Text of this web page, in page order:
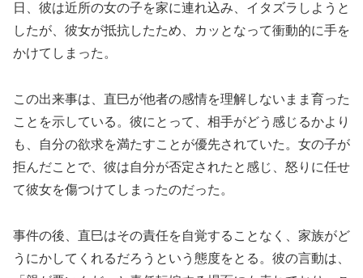
日、彼は近所の女の子を家に連れ込み、イタズラしようと
したが、彼女が抵抗したため、カッとなって衝動的に手を
かけてしまった。
この出来事は、直巳が他者の感情を理解しないまま育った
ことを示している。彼にとって、相手がどう感じるかより
も、自分の欲求を満たすことが優先されていた。女の子が
拒んだことで、彼は自分が否定されたと感じ、怒りに任せ
て彼女を傷つけてしまったのだった。
事件の後、直巳はその責任を自覚することなく、家族がど
うにかしてくれるだろうという態度をとる。彼の言動は、